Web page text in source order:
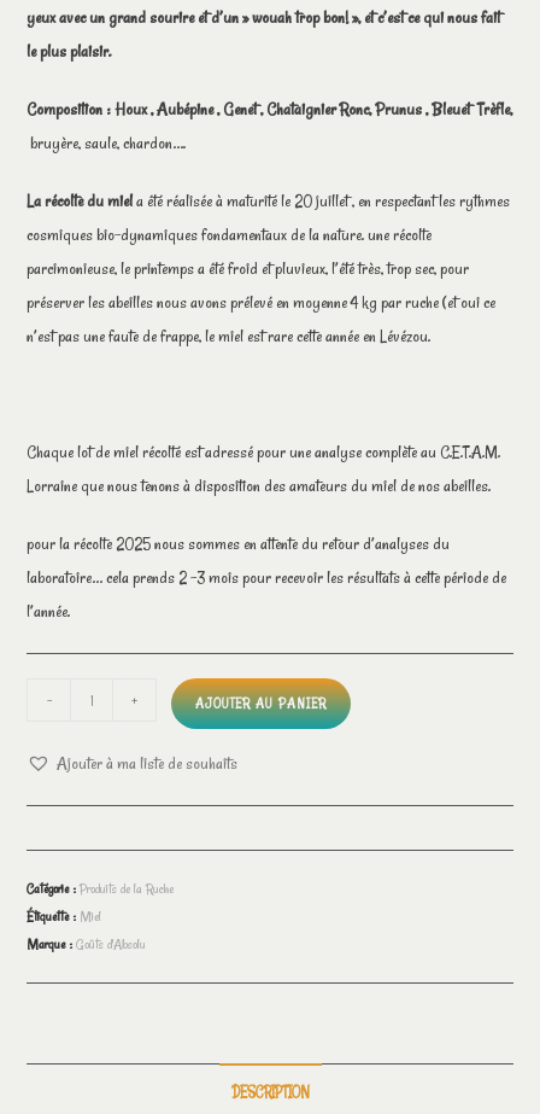
yeux avec un grandsourire et d’un » wouah trop bon! », et c’est ce qui nous fait
le plus plaisir.
Composition : Houx , Aubépine , Genet , Chataignier Ronc, Prunus , Bleuet Trèfle,
bruyère, saule, chardon….
La récolte du miela été réalisée à maturité le 20 juillet , en respectant les rythmes
cosmiques bio-dynamiques fondamentaux de la nature. une récolte
parcimonieuse, le printemps a été froid et pluvieux, l’été très, trop sec, pour
préserver les abeilles nous avons prélevé en moyenne 4 kg par ruche (et oui ce
n’est pas une faute de frappe, le miel est rare cette année en Lévézou.
Chaque lot de miel récolté est adressé pour une analyse complète au C.E.T.A.M.
Lorraine que nous tenons à disposition des amateurs du miel de nos abeilles.
pour la récolte 2025 nous sommes en attente du retour d’analyses du
laboratoire… cela prends 2 -3 mois pour recevoir les résultats à cette période de
l’année.
- + AJOUTER AU PANIER
Ajouter à ma liste de souhaits
Catégorie :Produits de la Ruche
Étiquette : Miel
Marque :Goûts d'Absolu
DESCRIPTION